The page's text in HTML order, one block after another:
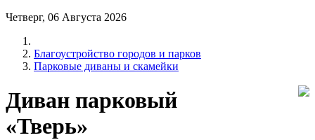
Четверг, 06 Августа 2026
Благоустройство городов и парков
Парковые диваны и скамейки
Диван парковый
«Тверь»